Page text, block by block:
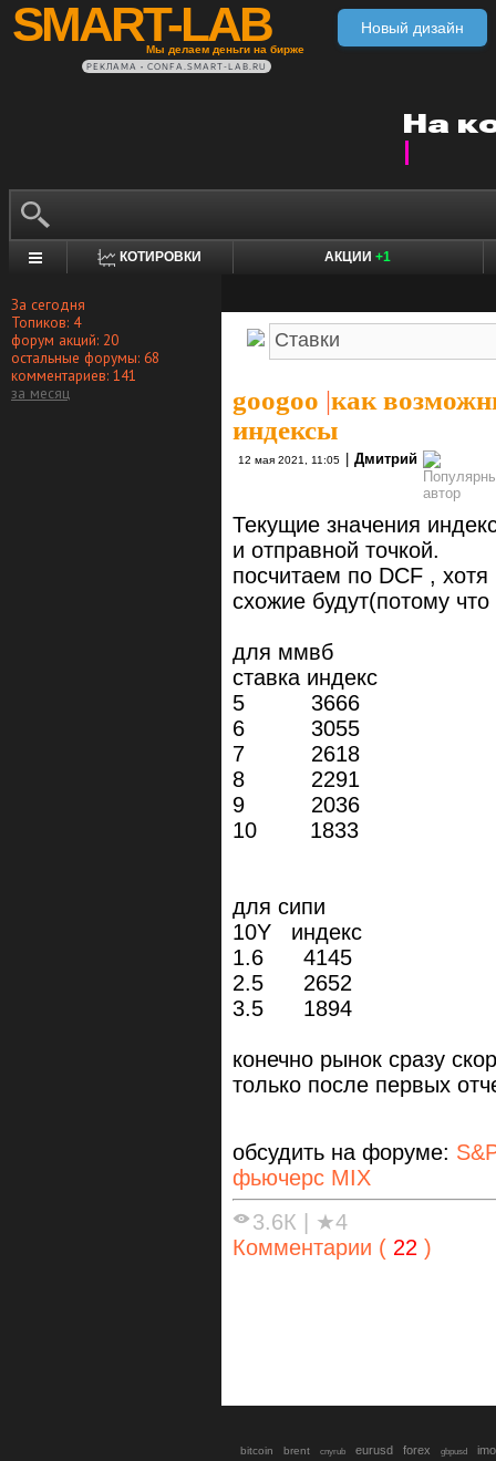
SMART-LAB
Мы делаем деньги на бирже
Новый дизайн
РЕКЛАМА • CONFA.SMART-LAB.RU
КОТИРОВКИ АКЦИИ +1
За сегодня
Топиков: 4
форум акций: 20
остальные форумы: 68
комментариев: 141
за месяц
googoo |как
индексы
12 мая 2021, 11:05 Дмитрий
Текущие значения
и отправной точкой.
посчитаем по DCF , хотя
схожие будут(потому
для ммвб
ставка индекс
5 3666
6 3055
7 2618
8 2291
9 2036
10 1833
для сипи
10Y индекс
1.6 4145
2.5 2652
3.5 1894
конечно рынок сразу
только после первых
обсудить на форуме:
фьючерс MIX
3.6К | ★4
Комментарии ( 22 )
bitcoin brent cnyrub eurusd forex gbpusd